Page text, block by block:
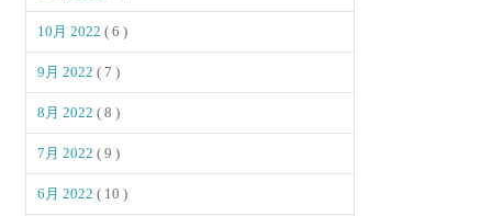
10月 2022( 6 )
9月 2022( 7 )
8月 2022( 8 )
7月 2022( 9 )
6月 2022( 10 )